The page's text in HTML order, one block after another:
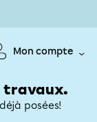
Mon compte
travaux.
posées!